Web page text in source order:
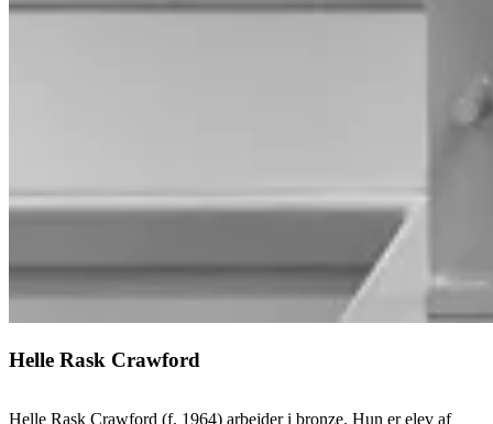
Helle Rask Crawford
Helle Rask Crawford (f. 1964) arbejder i bronze. Hun er elev af